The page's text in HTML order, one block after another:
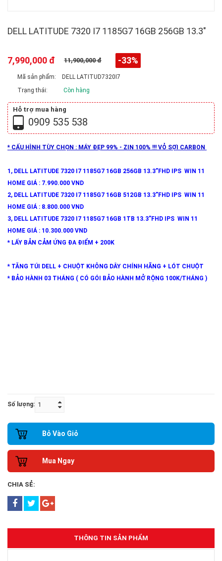
DELL LATITUDE 7320 I7 1185G7 16GB 256GB 13.3"
7,990,000 đ 11,900,000 đ -33%
Mã sản phẩm:
DELL LATITUD7320I7
Trạng thái:
Còn hàng
Hỗ trợ mua hàng
0909 535 538
* CẤU HÌNH TÙY CHỌN : MÁY ĐẸP 99% - ZIN 100% !!! VỎ SỢI CARBON
1, DELL LATITUDE 7320 I7 1185G7 16GB 256GB 13.3”FHD IPS WIN 11
HOME GIÁ : 7.990.000 VND
2, DELL LATITUDE 7320 I7 1185G7 16GB 512GB 13.3”FHD IPS WIN 11
HOME GIÁ : 8.800.000 VND
3, DELL LATITUDE 7320 I7 1185G7 16GB 1TB 13.3”FHD IPS WIN 11
HOME GIÁ : 10.300.000 VND
* LẤY BẢN CẢM ỨNG ĐA ĐIỂM + 200K
* TĂNG TÚI DELL + CHUỘT KHÔNG DÂY CHÍNH HÃNG + LÓT CHUỘT
* BẢO HÀNH 03 THÁNG ( CÓ GÓI BẢO HÀNH MỞ RỘNG 100K/THÁNG )
Số lượng:
Bỏ Vào Giỏ
Mua Ngay
CHIA SẺ:
THÔNG TIN SẢN PHẨM